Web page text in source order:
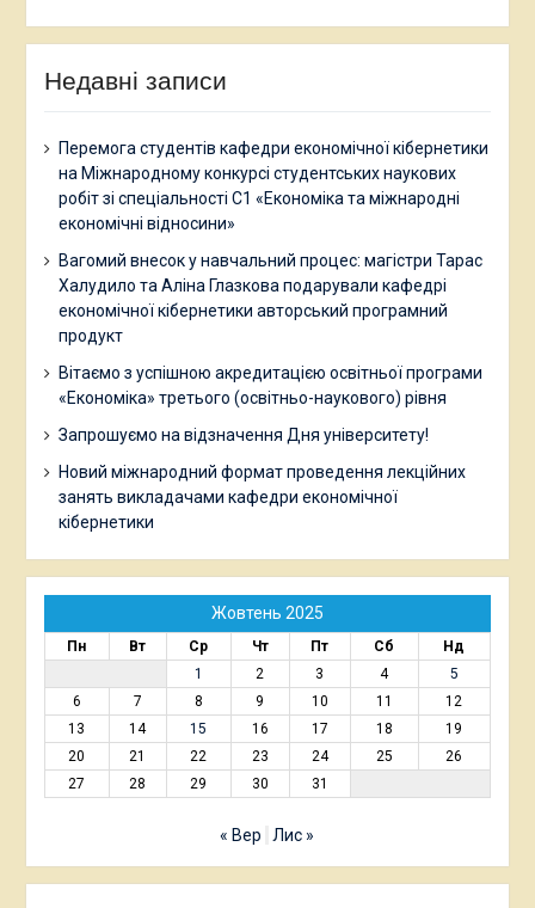
Недавні записи
Перемога студентів кафедри економічної кібернетики
на Міжнародному конкурсі студентських наукових
робіт зі спеціальності С1 «Економіка та міжнародні
економічні відносини»
Вагомий внесок у навчальний процес: магістри Тарас
Халудило та Аліна Глазкова подарували кафедрі
економічної кібернетики авторський програмний
продукт
Вітаємо з успішною акредитацією освітньої програми
«Економіка» третього (освітньо-наукового) рівня
Запрошуємо на відзначення Дня університету!
Новий міжнародний формат проведення лекційних
занять викладачами кафедри економічної
кібернетики
Жовтень 2025
Пн Вт Ср Чт Пт Сб
Нд
1
2 3 4
5
6
7 8 9 10 11
12
13
14 15 16 17 18
19
20
21 22 23 24 25
26
27
28 29 30 31
« Вер Лис »